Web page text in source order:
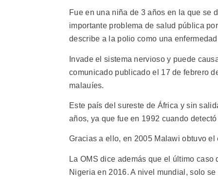
Fue en una niña de 3 años en la que se
importante problema de salud pública
describe a la polio como una
Invade el sistema nervioso y puede
comunicado publicado el 17 de febrero
malauíes.
Este país del sureste de África y sin
años, ya que fue en 1992 cuando
Gracias a ello, en 2005 Malawi obtuvo
La OMS dice además que el último
Nigeria en 2016. A nivel mundial, solo